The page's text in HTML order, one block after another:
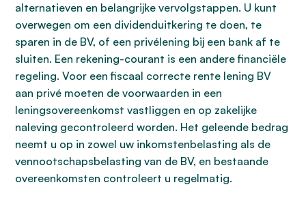
alternatieven en belangrijke vervolgstappen. U kunt
overwegen om een dividenduitkering te doen, te
sparen in de BV, of een privélening bij een bank af te
sluiten. Een rekening-courant is een andere financiële
regeling. Voor een fiscaal correcte rente lening BV
aan privé moeten de voorwaarden in een
leningsovereenkomst vastliggen en op zakelijke
naleving gecontroleerd worden. Het geleende bedrag
neemt u op in zowel uw inkomstenbelasting als de
vennootschapsbelasting van de BV, en bestaande
overeenkomsten controleert u regelmatig.